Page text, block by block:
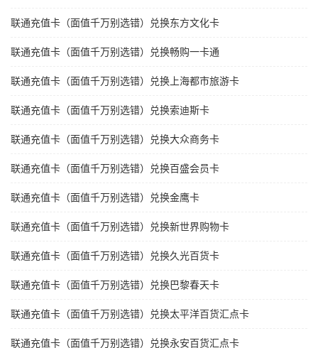
联通充值卡（面值千万别选错）兑换东方文化卡
联通充值卡（面值千万别选错）兑换畅购一卡通
联通充值卡（面值千万别选错）兑换上海都市旅游卡
联通充值卡（面值千万别选错）兑换索迪斯卡
联通充值卡（面值千万别选错）兑换大众商务卡
联通充值卡（面值千万别选错）兑换百盛会员卡
联通充值卡（面值千万别选错）兑换金鹰卡
联通充值卡（面值千万别选错）兑换新世界购物卡
联通充值卡（面值千万别选错）兑换久光百货卡
联通充值卡（面值千万别选错）兑换巴黎春天卡
联通充值卡（面值千万别选错）兑换太平洋百货汇点卡
联通充值卡（面值千万别选错）兑换永安百货汇点卡